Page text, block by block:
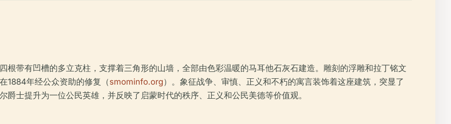
根带有凹槽的多立克柱，支撑着三角形的山墙，全部由色彩温暖的马耳他石灰石建造。雕刻的浮雕和拉丁铭文
1884年经公众资助的修复（smominfo.org）。象征战争、审慎、正义和不朽的寓言装饰着这座建筑，突显了
爵士提升为一位公民英雄，并反映了启蒙时代的秩序、正义和公民美德等价值观。